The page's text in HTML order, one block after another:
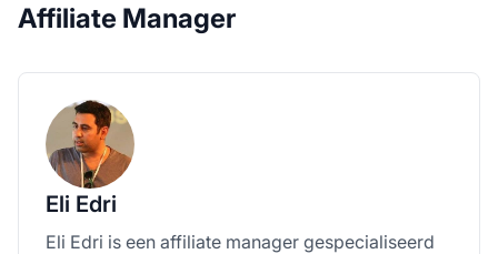
Affiliate Manager
Eli Edri
Eli Edri is een affiliate manager gespecialiseerd